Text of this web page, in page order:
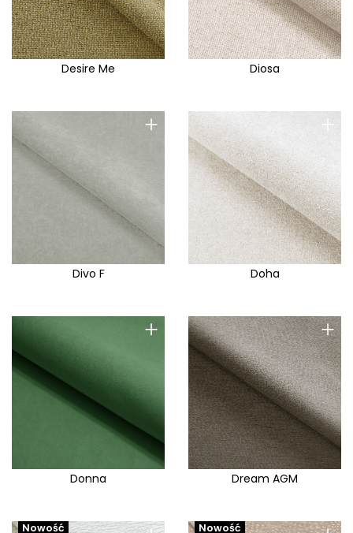
Desire Me Diosa
+
Divo F
+
Doha
+
Donna
+
Dream AGM
Nowość Nowość